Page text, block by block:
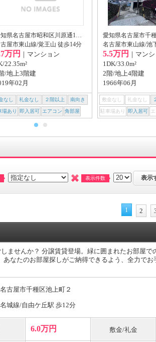
愛知県名古屋市昭和区川原通1丁目14-1
屋市東山線/覚王山 徒歩14分
万円 ｜マンション
22.35m²
/地上3階建
年02月
なし 礼金なし ２階以上 南向き
場あり 即入居可 エアコン 角部屋
名古屋市東山線/池
5.5万円 ｜マン
1DK/33.0m²
2階/地上4階建
1966年06月
敷金なし 礼金なし
駐車場あり 即入居可
表示件数
1 2
ませんか？ 分譲賃貸登場。緑に囲まれたお部屋で
なたのお部屋探しがご納得できるよう、全力でお
古屋市千種区池上町２
城線/自由ケ丘駅 歩12分
6.0万円 敷金/礼金